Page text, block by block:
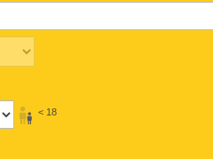
< 18